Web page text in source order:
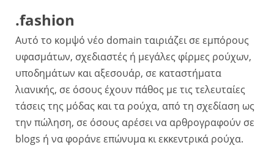
.fashion
Αυτό το κομψό νέο domain ταιριάζει σε εμπόρους
υφασμάτων, σχεδιαστές ή μεγάλες φίρμες ρούχων,
υποδημάτων και αξεσουάρ, σε καταστήματα
λιανικής, σε όσους έχουν πάθος με τις τελευταίες
τάσεις της μόδας και τα ρούχα, από τη σχεδίαση ως
την πώληση, σε όσους αρέσει να αρθρογραφούν σε
blogs ή να φοράνε επώνυμα κι εκκεντρικά ρούχα.